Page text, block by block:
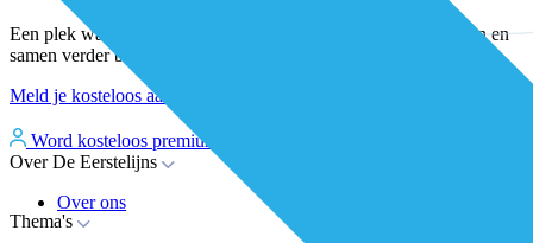
Een plek waar eerstelijnsprofessionals elkaar vinden, versterken en
samen verder bouwen aan betere zorg.
Meld je kosteloos aan
Word kosteloos premium member
Over De Eerstelijns
Over ons
Nieuws
Thema's